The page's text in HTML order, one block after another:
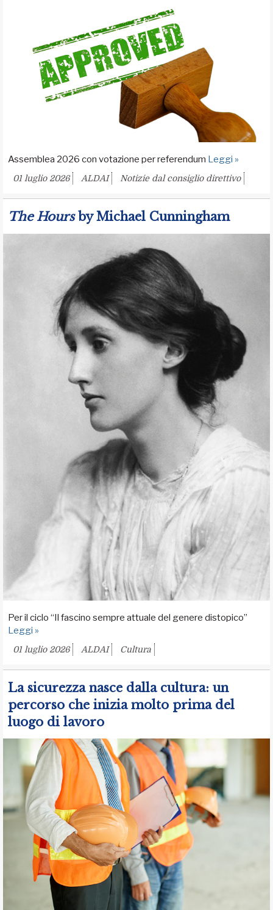
Assemblea 2026 con votazione per referendum Leggi »
01 luglio 2026 ALDAI Notizie dal consiglio direttivo
The Hoursby Michael Cunningham
Per il ciclo “Il fascino sempre attuale del genere distopico”
Leggi »
01 luglio 2026 ALDAI Cultura
La sicurezza nasce dalla cultura: un
percorso che inizia molto prima del
luogo di lavoro